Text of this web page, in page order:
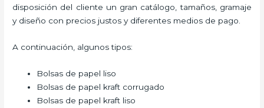
disposición del cliente un gran catálogo, tamaños, gramaje
y diseño con precios justos y diferentes medios de pago.
A continuación, algunos tipos:
Bolsas de papel liso
Bolsas de papel kraft corrugado
Bolsas de papel kraft liso